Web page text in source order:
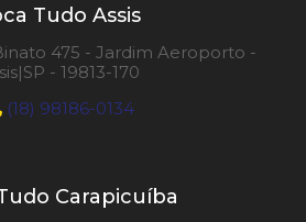
Tudo Assis
475 - Jardim Aeroporto -
- 19813-170
(18) 98186-0134
Carapicuíba